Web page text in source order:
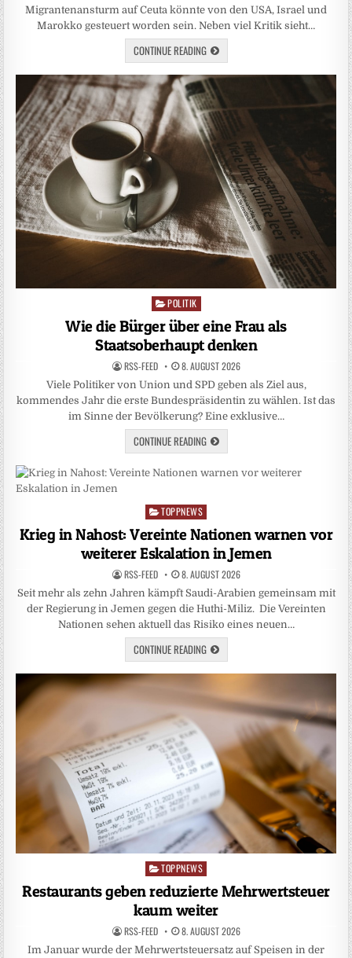
Migrantenansturm auf Ceuta könnte von den USA, Israel und
Marokko gesteuert worden sein. Neben viel Kritik sieht…
CONTINUE READING
Posted
POLITIK
Wie die Bürger über eine Frau als
Staatsoberhaupt denken
RSS-FEED 8. AUGUST 2026
Viele Politiker von Union und SPD geben als Ziel aus,
kommendes Jahr die erste Bundespräsidentin zu wählen. Ist das
im Sinne der Bevölkerung? Eine exklusive…
CONTINUE READING
Posted
TOPPNEWS
Krieg in Nahost: Vereinte Nationen warnen vor
weiterer Eskalation in Jemen
RSS-FEED 8. AUGUST 2026
Seit mehr als zehn Jahren kämpft Saudi-Arabien gemeinsam mit
der Regierung in Jemen gegen die Huthi-Miliz. Die Vereinten
Nationen sehen aktuell das Risiko eines neuen…
CONTINUE READING
Posted
TOPPNEWS
Restaurants geben reduzierte Mehrwertsteuer
kaum weiter
RSS-FEED 8. AUGUST 2026
Im Januar wurde der Mehrwertsteuersatz auf Speisen in der